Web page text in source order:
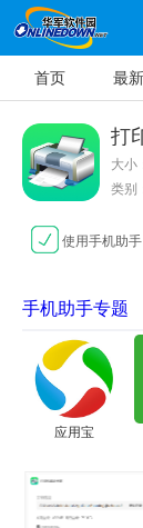
首页 最新
打
大小
类别
使用手机助手
手机助手专题
应用宝